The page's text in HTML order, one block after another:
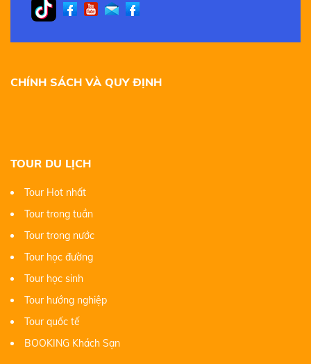
CHÍNH SÁCH VÀ QUY ĐỊNH
TOUR DU LỊCH
Tour Hot nhất
Tour trong tuần
Tour trong nước
Tour học đường
Tour học sinh
Tour hướng nghiệp
Tour quốc tế
BOOKING Khách Sạn